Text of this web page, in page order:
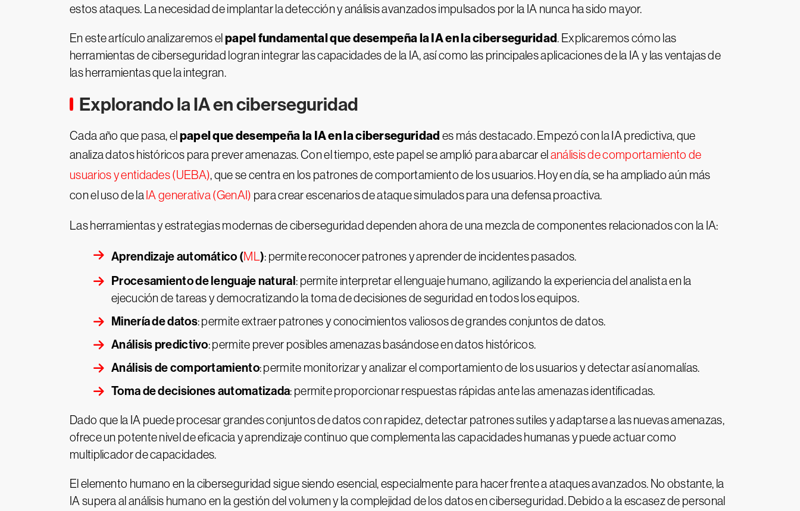
estos ataques. La necesidad de implantar la detección y análisis avanzados impulsados por la IA nunca ha sido mayor.
En este artículo analizaremos el papel fundamental que desempeña la IA en la ciberseguridad. Explicaremos cómo las
herramientas de ciberseguridad logran integrar las capacidades de la IA, así como las principales aplicaciones de la IA y las ventajas de
las herramientas que la integran.
Explorando la IA en ciberseguridad
Cada año que pasa, el papel que desempeña la IA en la ciberseguridad es más destacado. Empezó con la IA predictiva, que
analiza datos históricos para prever amenazas. Con el tiempo, este papel se amplió para abarcar el análisis de comportamiento de
usuarios y entidades (UEBA), que se centra en los patrones de comportamiento de los usuarios. Hoy en día, se ha ampliado aún más
con el uso de la IA generativa (GenAI) para crear escenarios de ataque simulados para una defensa proactiva.
Las herramientas y estrategias modernas de ciberseguridad dependen ahora de una mezcla de componentes relacionados con la IA:
Aprendizaje automático (ML): permite reconocer patrones y aprender de incidentes pasados.
Procesamiento de lenguaje natural: permite interpretar el lenguaje humano, agilizando la experiencia del analista en la
ejecución de tareas y democratizando la toma de decisiones de seguridad en todos los equipos.
Minería de datos: permite extraer patrones y conocimientos valiosos de grandes conjuntos de datos.
Análisis predictivo: permite prever posibles amenazas basándose en datos históricos.
Análisis de comportamiento: permite monitorizar y analizar el comportamiento de los usuarios y detectar así anomalías.
Toma de decisiones automatizada: permite proporcionar respuestas rápidas ante las amenazas identificadas.
Dado que la IA puede procesar grandes conjuntos de datos con rapidez, detectar patrones sutiles y adaptarse a las nuevas amenazas,
ofrece un potente nivel de eficacia y aprendizaje continuo que complementa las capacidades humanas y puede actuar como
multiplicador de capacidades.
El elemento humano en la ciberseguridad sigue siendo esencial, especialmente para hacer frente a ataques avanzados. No obstante, la
IA supera al análisis humano en la gestión del volumen y la complejidad de los datos en ciberseguridad. Debido a la escasez de personal